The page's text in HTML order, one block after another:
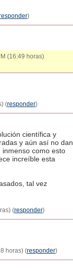
)
(16:49 horas)
(responder)
científica y
y aún así no dan
como esto
increíble esta
tal vez
(responder)
horas) (responder)